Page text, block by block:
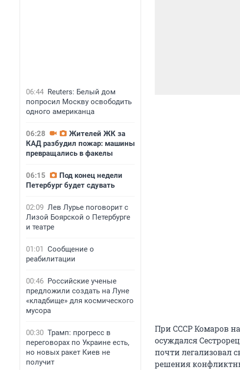
06:44 Reuters: Белый дом
попросил Москву освободить
одного американца
06:28
Жителей ЖК за
КАД разбудил пожар: машины
превращались в факелы
06:15
Под конец недели
Петербург будет сдувать
02:09 Лев Лурье поговорит с
Лизой Боярской о Петербурге
и театре
01:01 Сообщение о
реабилитации
00:46 Российские ученые
предложили создать на Луне
«кладбище» для космического
мусора
00:30 Трамп: прогресс в
переговорах по Украине есть,
но новых ракет Киев не
получит
При СССР Комаров
осуждался
почти легализовал
решения